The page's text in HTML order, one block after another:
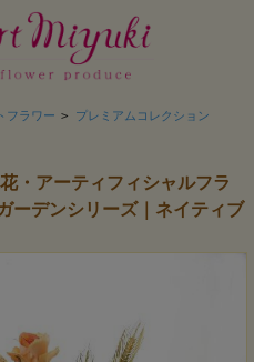
フラワー > プレミアムコレクション
・アーティフィシャルフラ
ーデンシリーズ｜ネイティブ